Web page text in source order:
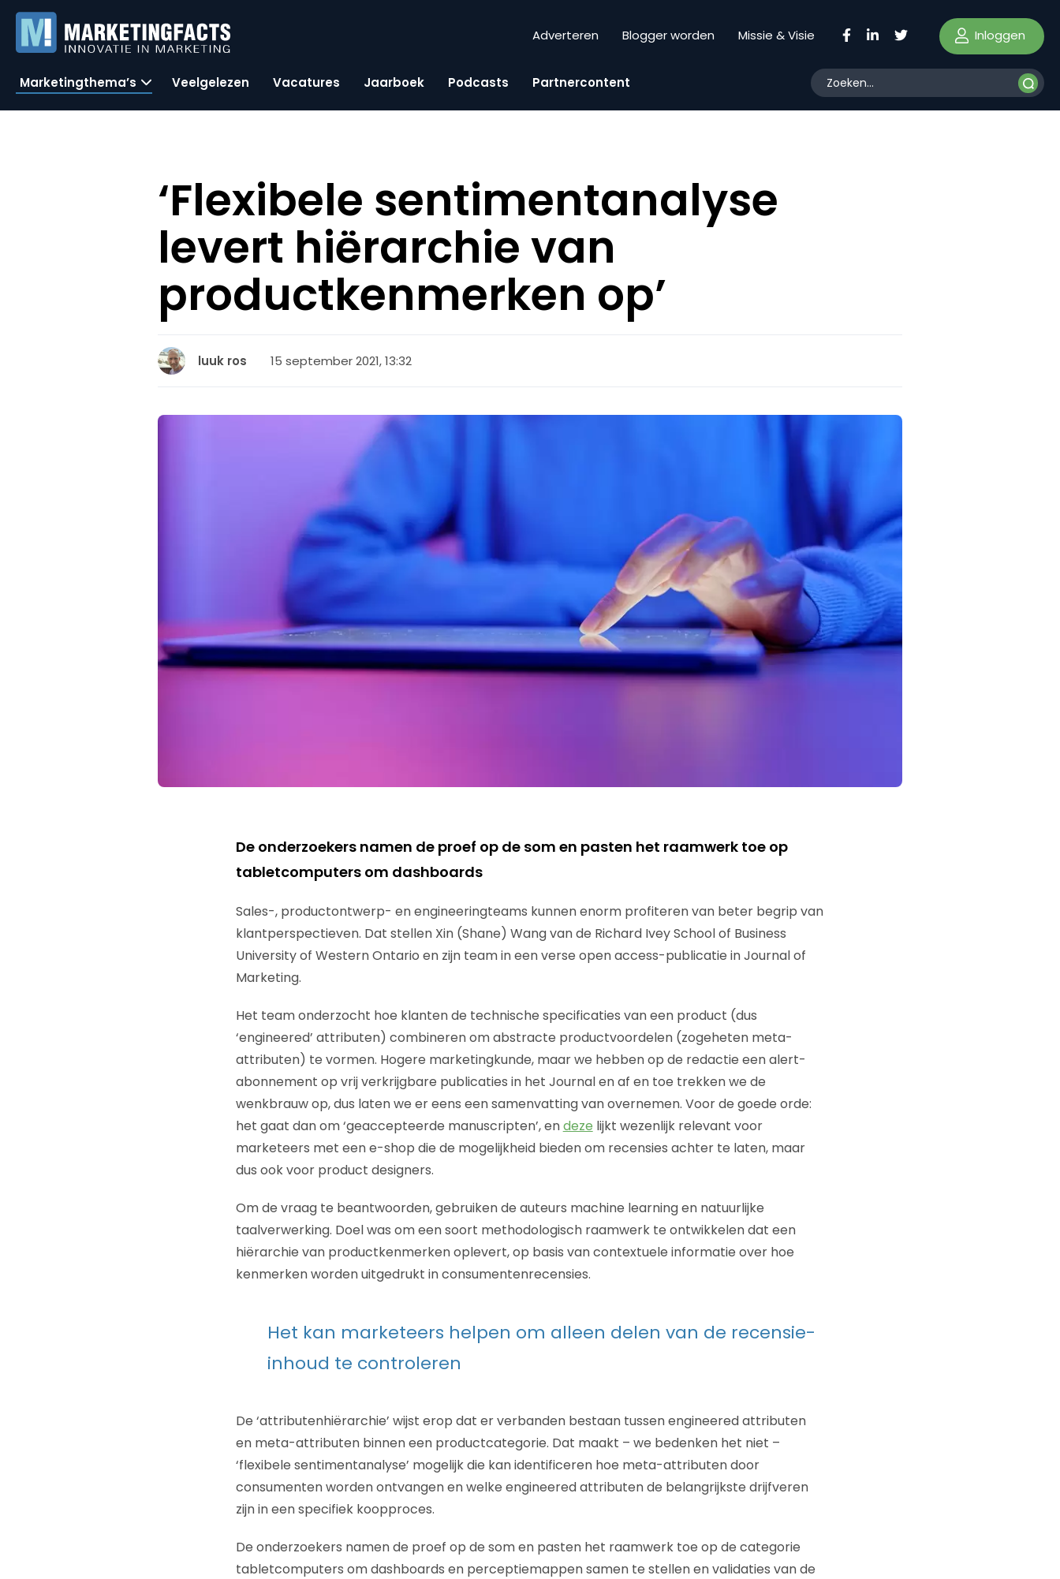
Adverteren Blogger worden Missie & Visie Inloggen
Marketingthema’s Veelgelezen Vacatures Jaarboek Podcasts Partnercontent
‘Flexibele sentimentanalyse
levert hiërarchie van
productkenmerken op’
luuk ros 15 september 2021, 13:32
De onderzoekers namen de proef op de som en pasten het raamwerk toe op
tabletcomputers om dashboards
Sales-, productontwerp- en engineeringteams kunnen enorm profiteren van beter begrip van
klantperspectieven. Dat stellen Xin (Shane) Wang van de Richard Ivey School of Business
University of Western Ontario en zijn team in een verse open access-publicatie in Journal of
Marketing.
Het team onderzocht hoe klanten de technische specificaties van een product (dus
‘engineered’ attributen) combineren om abstracte productvoordelen (zogeheten meta-
attributen) te vormen. Hogere marketingkunde, maar we hebben op de redactie een alert-
abonnement op vrij verkrijgbare publicaties in het Journal en af en toe trekken we de
wenkbrauw op, dus laten we er eens een samenvatting van overnemen. Voor de goede orde:
het gaat dan om ‘geaccepteerde manuscripten’, endeze lijkt wezenlijk relevant voor
marketeers met een e-shop die de mogelijkheid bieden om recensies achter te laten, maar
dus ook voor product designers.
Om de vraag te beantwoorden, gebruiken de auteurs machine learning en natuurlijke
taalverwerking. Doel was om een soort methodologisch raamwerk te ontwikkelen dat een
hiërarchie van productkenmerken oplevert, op basis van contextuele informatie over hoe
kenmerken worden uitgedrukt in consumentenrecensies.
Het kan marketeers helpen om alleen delen van de recensie-
inhoud te controleren
De ‘attributenhiërarchie’ wijst erop dat er verbanden bestaan tussen engineered attributen
en meta-attributen binnen een productcategorie. Dat maakt – we bedenken het niet –
‘flexibele sentimentanalyse’ mogelijk die kan identificeren hoe meta-attributen door
consumenten worden ontvangen en welke engineered attributen de belangrijkste drijfveren
zijn in een specifiek koopproces.
De onderzoekers namen de proef op de som en pasten het raamwerk toe op de categorie
tabletcomputers om dashboards en perceptiemappen samen te stellen en validaties van de